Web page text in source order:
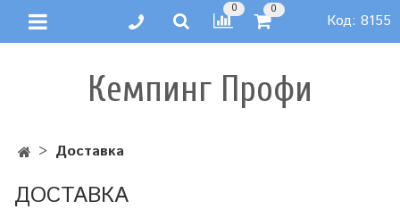
0 0
Код: 8155
Кемпинг Профи
Доставка
ДОСТАВКА